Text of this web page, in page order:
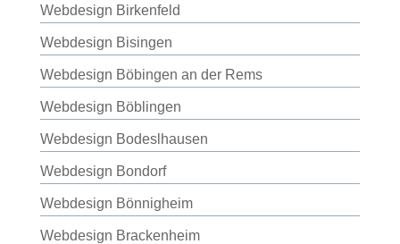
Webdesign Birkenfeld
Webdesign Bisingen
Webdesign Böbingen an der Rems
Webdesign Böblingen
Webdesign Bodeslhausen
Webdesign Bondorf
Webdesign Bönnigheim
Webdesign Brackenheim